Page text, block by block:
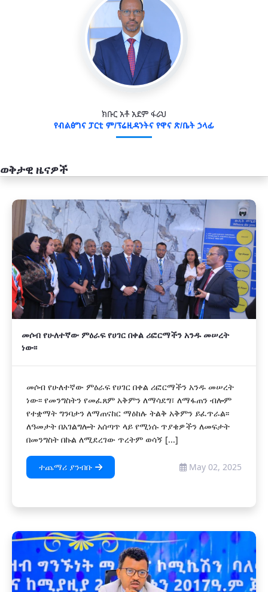
ክቡር አቶ አደም ፋራህ
የብልፅግና ፓርቲ ም/ፕሬዚዳንትና የዋና ጽ/ቤት ኃላፊ
ወቅታዊ ዜናዎች
አዲስ
መሶብ የሁለተኛው ምዕራፍ የሀገር በቀል ሪፎርማችን አንዱ መሠረት
ነው፡፡
መሶብ የሁለተኛው ምዕራፍ የሀገር በቀል ሪፎርማችን አንዱ መሠረት
ነው፡፡ የመንግስትን የመፈጸም አቅምን ለማሳደግ፣ ለማፋጠን ብሎም
የተቋማት ግንባታን ለማጠናከር ማዕከሉ ትልቅ አቅምን ይፈጥራል፡፡
ለዓመታት በአገልግሎት አሰጣጥ ላይ የሚነሱ ጥያቄዎችን ለመፍታት
በመንግስት በኩል ለሚደረገው ጥረትም ወሳኝ [...]
ተጨማሪ ያንብቡ May 02, 2025